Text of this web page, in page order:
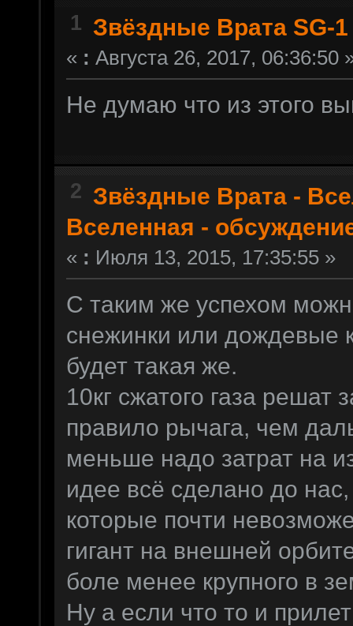
1 Звёздные Врата SG-1
« : Августа 26, 2017, 06:36:50
Не думаю что из этого
2 Звёздные Врата -
Вселенная -
« : Июля 13, 2015, 17:35:55 »
С таким же успехом
снежинки или дождевые
будет такая же.
10кг сжатого газа решат
правило рычага, чем
меньше надо затрат на
идее всё сделано до
которые почти
гигант на внешней
боле менее крупного в
Ну а если что то и